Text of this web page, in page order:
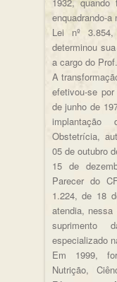
enquadrando-
Lei nº
determinou
a cargo do
A
efetivou-se
de junho de
Obstetrícia,
05 de outubro
15 de
Parecer do
1.224, de 18
atendia,
suprimento
especializado
Em 1999,
Nutrição,